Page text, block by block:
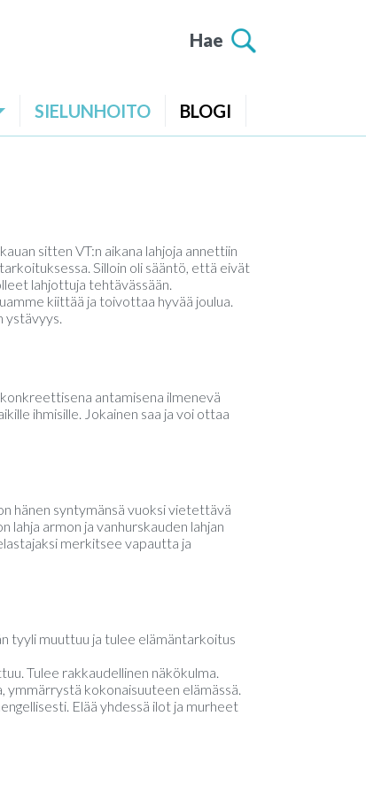
Hae
SIELUNHOITO BLOGI
sitten VT:n aikana lahjoja annettiin
Silloin oli sääntö, että eivät
lahjottuja tehtävässään.
kiittää ja toivottaa hyvää joulua.
ystävyys.
antamisena ilmenevä
ihmisille. Jokainen saa ja voi ottaa
hänen syntymänsä vuoksi vietettävä
lahja armon ja vanhurskauden lahjan
merkitsee vapautta ja
tyyli muuttuu ja tulee elämäntarkoitus
Tulee rakkaudellinen näkökulma.
ymmärrystä kokonaisuuteen elämässä.
Elää yhdessä ilot ja murheet